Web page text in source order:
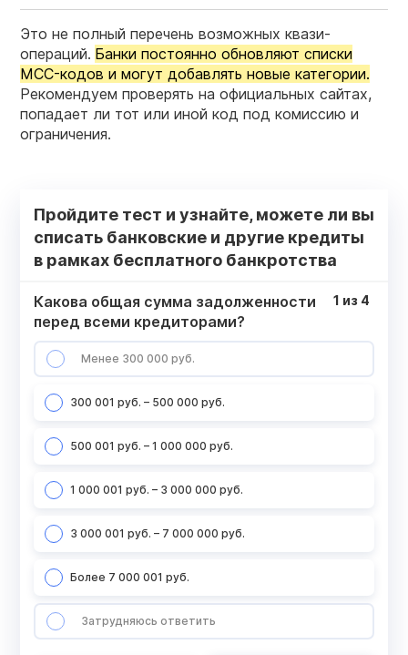
Это не полный перечень возможных квази-
операций. Банки постоянно обновляют списки
MCC-кодов и могут добавлять новые категории.
Рекомендуем проверять на официальных сайтах,
попадает ли тот или иной код под комиссию и
ограничения.
Пройдите тест и узнайте, можете ли вы
списать банковские и другие кредиты
в рамках бесплатного банкротства
Какова общая сумма задолженности
перед всеми кредиторами?
Менее 300 000 руб.
300 001 руб. – 500 000 руб.
500 001 руб. – 1 000 000 руб.
1 000 001 руб. – 3 000 000 руб.
3 000 001 руб. – 7 000 000 руб.
Более 7 000 001 руб.
Затрудняюсь ответить
1 из 4